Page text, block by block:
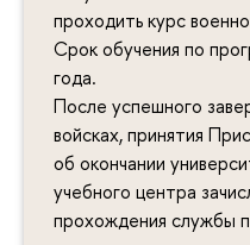
проходить курс
Срок обучения по
года.
После успешного
войсках, принятия
об окончании
учебного центра
прохождения службы